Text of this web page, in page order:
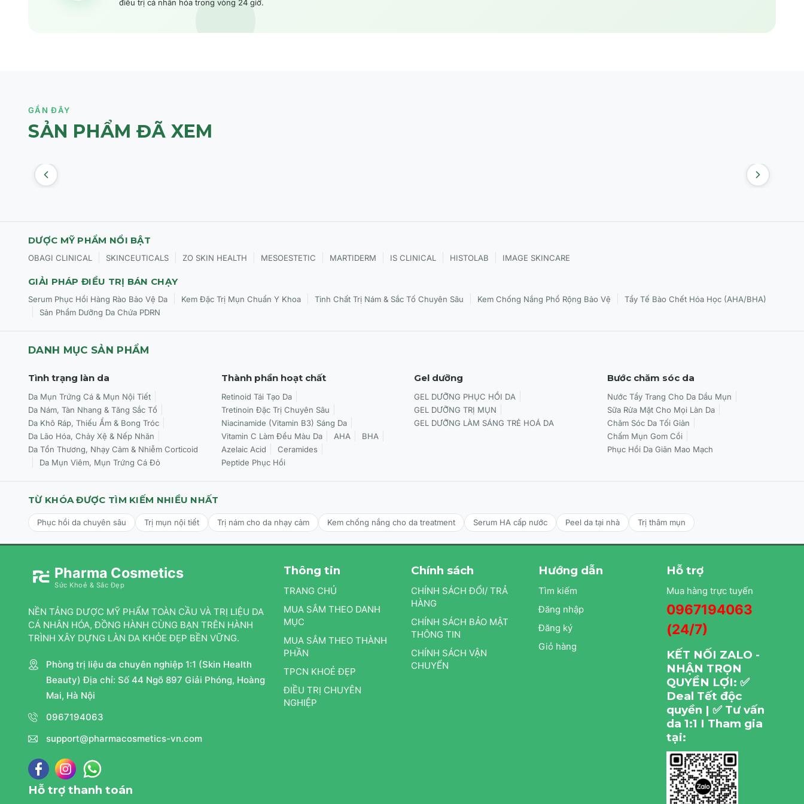
điều trị cá nhân hóa trong vòng 24 giờ.
GẦN ĐÂY
SẢN PHẨM ĐÃ XEM
DƯỢC MỸ PHẨM NỔI BẬT
OBAGI CLINICAL SKINCEUTICALS ZO SKIN HEALTH MESOESTETIC MARTIDERM IS CLINICAL HISTOLAB IMAGE SKINCARE
GIẢI PHÁP ĐIỀU TRỊ BÁN CHẠY
Serum Phục Hồi Hàng Rào Bảo Vệ Da Kem Đặc Trị Mụn Chuẩn Y Khoa Tinh Chất Trị Nám & Sắc Tố Chuyên Sâu Kem Chống Nắng Phổ Rộng Bảo Vệ Tẩy Tế Bào Chết Hóa Học (AHA/BHA)
Sản Phẩm Dưỡng Da Chứa PDRN
DANH MỤC SẢN PHẨM
Tình trạng làn da
Da Mụn Trứng Cá & Mụn Nội Tiết
Da Nám, Tàn Nhang & Tăng Sắc Tố
Da Khô Ráp, Thiếu Ẩm & Bong Tróc
Da Lão Hóa, Chảy Xệ & Nếp Nhăn
Da Tổn Thương, Nhạy Cảm & Nhiễm Corticoid
Da Mụn Viêm, Mụn Trứng Cá Đỏ
Thành phần hoạt chất
Retinoid Tái Tạo Da
Tretinoin Đặc Trị Chuyên Sâu
Niacinamide (Vitamin B3) Sáng Da
Vitamin C Làm Đều Màu Da
AHA
BHA
Azelaic Acid
Ceramides
Peptide Phục Hồi
Gel dưỡng
GEL DƯỠNG PHỤC HỒI DA
GEL DƯỠNG TRỊ MỤN
GEL DƯỠNG LÀM SÁNG TRẺ HOÁ DA
Bước chăm sóc da
Nước Tẩy Trang Cho Da Dầu Mụn
Sữa Rửa Mặt Cho Mọi Làn Da
Chăm Sóc Da Tối Giản
Chấm Mụn Gom Cồi
Phục Hồi Da Giãn Mao Mạch
TỪ KHÓA ĐƯỢC TÌM KIẾM NHIỀU NHẤT
Phục hồi da chuyên sâu Trị mụn nội tiết Trị nám cho da nhạy cảm Kem chống nắng cho da treatment Serum HA cấp nước Peel da tại nhà Trị thâm mụn
Pharma Cosmetics
Sức Khoẻ & Sắc Đẹp
NỀN TẢNG DƯỢC MỸ PHẨM TOÀN CẦU VÀ TRỊ LIỆU DA
CÁ NHÂN HÓA, ĐỒNG HÀNH CÙNG BẠN TRÊN HÀNH
TRÌNH XÂY DỰNG LÀN DA KHỎE ĐẸP BỀN VỮNG.
Phòng trị liệu da chuyên nghiệp 1:1 (Skin Health
Beauty) Địa chỉ: Số 44 Ngõ 897 Giải Phóng, Hoàng
Mai, Hà Nội
0967194063
support@pharmacosmetics-vn.com
Hỗ trợ thanh toán
Thông tin
TRANG CHỦ
MUA SẮM THEO DANH
MỤC
MUA SẮM THEO THÀNH
PHẦN
TPCN KHOẺ ĐẸP
ĐIỀU TRỊ CHUYÊN
NGHIỆP
Chính sách
CHÍNH SÁCH ĐỔI/ TRẢ
HÀNG
CHÍNH SÁCH BẢO MẬT
THÔNG TIN
CHÍNH SÁCH VẬN
CHUYỂN
Hướng dẫn
Tìm kiếm
Đăng nhập
Đăng ký
Giỏ hàng
Hỗ trợ
Mua hàng trực tuyến
0967194063
(24/7)
KẾT NỐI ZALO -
NHẬN TRỌN
QUYỀN LỢI: ✅
Deal Tết độc
quyền | ✅ Tư vấn
da 1:1 I Tham gia
tại: